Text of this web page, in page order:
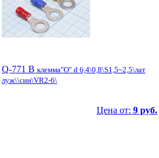
Q-771 B клемма"O" d 6,4\0,8\S1,5~2,5\лат
луж\\син\VR2-6\
Цена от: 9 руб.